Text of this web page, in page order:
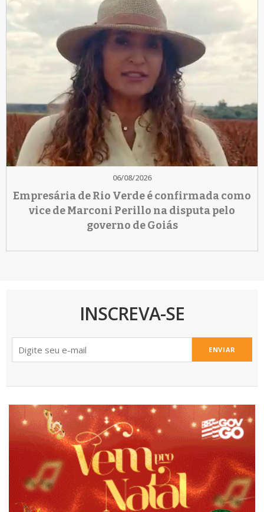
06/08/2026
Empresária de Rio Verde é confirmada como
vice de Marconi Perillo na disputa pelo
governo de Goiás
INSCREVA-SE
ENVIAR